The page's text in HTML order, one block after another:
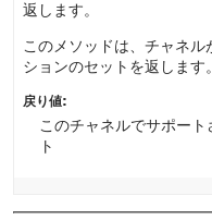
返します。
このメソッドは、チャネ
ションのセットを返します。
戻り値:
このチャネルでサポー
ト